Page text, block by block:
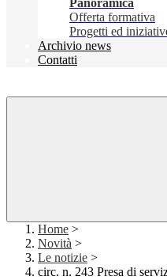
Panoramica
Offerta formativa
Progetti ed
Archivio news
Contatti
Home >
Novità >
Le notizie >
circ. n. 243 Presa di